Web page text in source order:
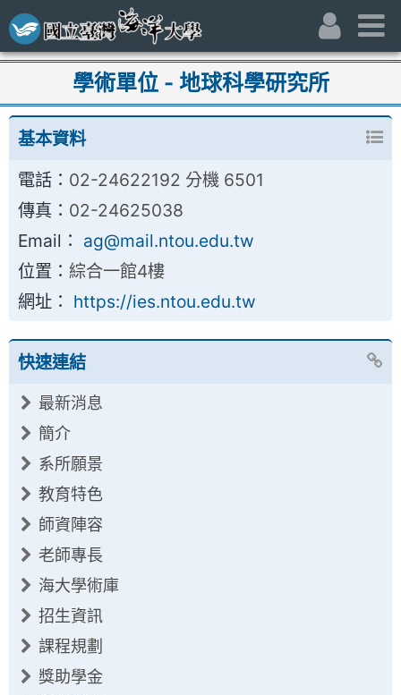
跳到主要內容區
::: 身份別主
學術單位 - 地球科學研究所
基本資料
電話： 02-24622192 分機 6501
傳真： 02-24625038
Email： ag@mail.ntou.edu.tw
位置： 綜合一館4樓
網址： https://ies.ntou.edu.tw
快速連結
最新消息
簡介
系所願景
教育特色
師資陣容
老師專長
海大學術庫
招生資訊
課程規劃
獎助學金